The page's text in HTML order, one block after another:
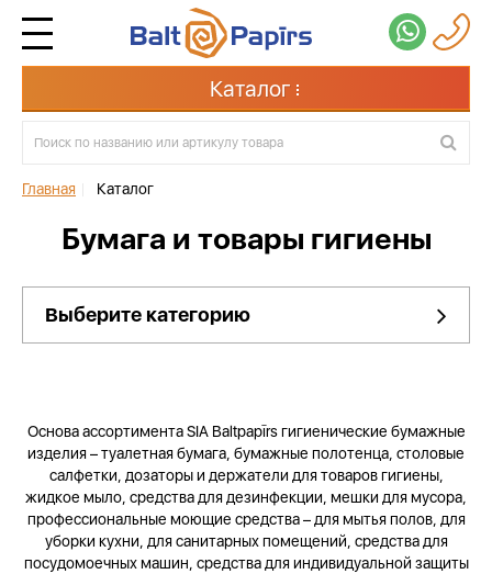
Каталог
Главная Каталог
Бумага и товары гигиены
Выберите категорию
Основа ассортимента SIA Baltpapīrs гигиенические бумажные
изделия – туалетная бумага, бумажные полотенца, столовые
салфетки, дозаторы и держатели для товаров гигиены,
жидкое мыло, средства для дезинфекции, мешки для мусора,
профессиональные моющие средства – для мытья полов, для
уборки кухни, для санитарных помещений, средства для
посудомоечных машин, средства для индивидуальной защиты